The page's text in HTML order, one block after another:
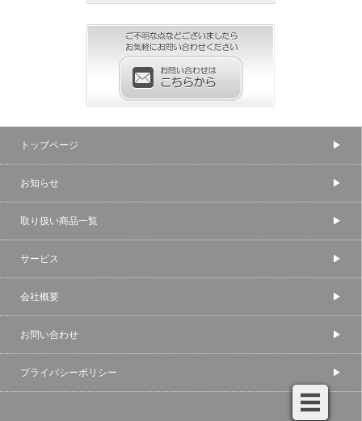
トップページ
お知らせ
取り扱い商品一覧
サービス
会社概要
お問い合わせ
プライバシーポリシー